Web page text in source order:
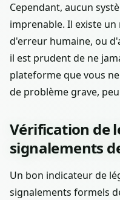
Cependant, aucun
imprenable. Il existe
d'erreur humaine, ou
il est prudent de ne
plateforme que vous
de problème grave,
Vérification de
signalements
Un bon indicateur de
signalements formels